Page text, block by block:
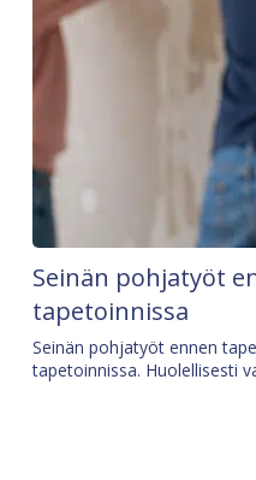
Seinän pohjatyöt
tapetoinnissa
Seinän pohjatyöt ennen
tapetoinnissa. Huolellisesti